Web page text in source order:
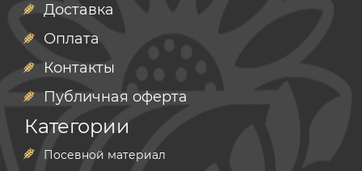
Доставка
Оплата
Контакты
Публичная оферта
Категории
Посевной материал